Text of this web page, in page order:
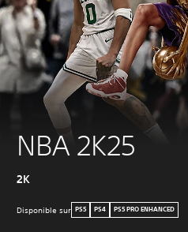
NBA 2K25
2K
Disponible sur PS5 PS4 PS5 PRO ENHANCED